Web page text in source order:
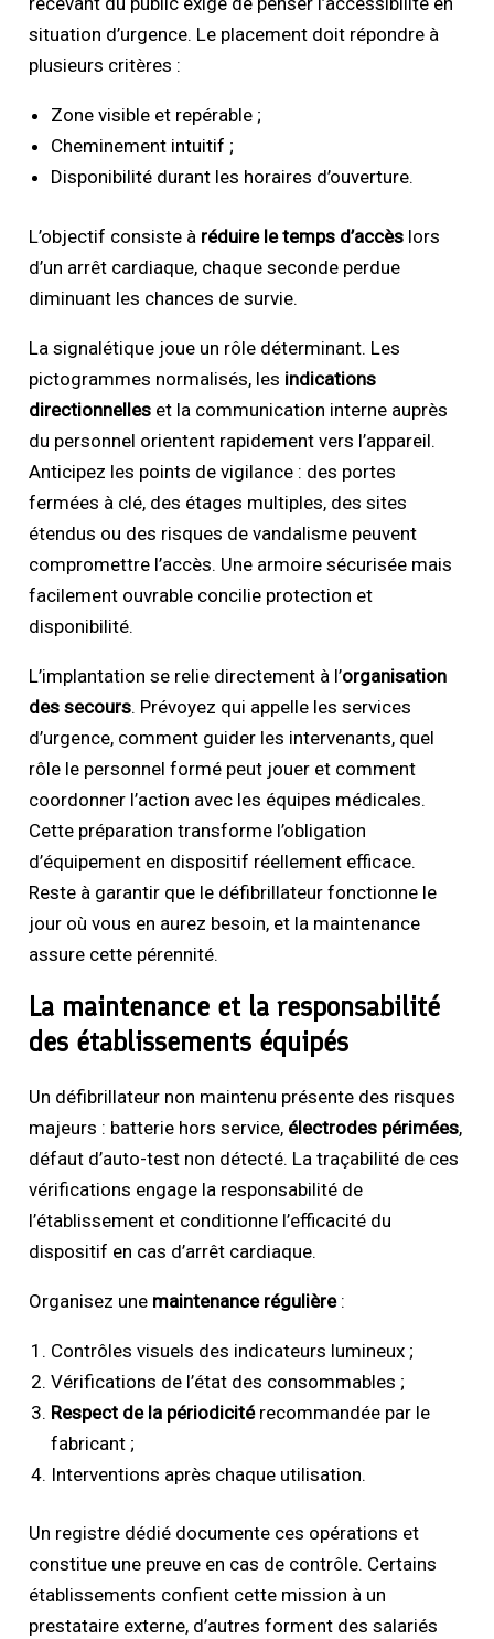
situation d’urgence. Le placement doit répondre à
plusieurs critères :
Zone visible et repérable ;
Cheminement intuitif ;
Disponibilité durant les horaires d’ouverture.
L’objectif consiste à réduire le temps d’accès lors
d’un arrêt cardiaque, chaque seconde perdue
diminuant les chances de survie.
La signalétique joue un rôle déterminant. Les
pictogrammes normalisés, les indications
directionnelles et la communication interne auprès
du personnel orientent rapidement vers l’appareil.
Anticipez les points de vigilance : des portes
fermées à clé, des étages multiples, des sites
étendus ou des risques de vandalisme peuvent
compromettre l’accès. Une armoire sécurisée mais
facilement ouvrable concilie protection et
disponibilité.
L’implantation se relie directement à l’organisation
des secours. Prévoyez qui appelle les services
d’urgence, comment guider les intervenants, quel
rôle le personnel formé peut jouer et comment
coordonner l’action avec les équipes médicales.
Cette préparation transforme l’obligation
d’équipement en dispositif réellement efficace.
Reste à garantir que le défibrillateur fonctionne le
jour où vous en aurez besoin, et la maintenance
assure cette pérennité.
La maintenance et la responsabilité
des établissements équipés
Un défibrillateur non maintenu présente des risques
majeurs : batterie hors service, électrodes périmées,
défaut d’auto-test non détecté. La traçabilité de ces
vérifications engage la responsabilité de
l’établissement et conditionne l’efficacité du
dispositif en cas d’arrêt cardiaque.
Organisez une maintenance régulière:
Contrôles visuels des indicateurs lumineux ;
Vérifications de l’état des consommables ;
Respect de la périodicitérecommandée par le
fabricant ;
Interventions après chaque utilisation.
Un registre dédié documente ces opérations et
constitue une preuve en cas de contrôle. Certains
établissements confient cette mission à un
prestataire externe, d’autres forment des salariés